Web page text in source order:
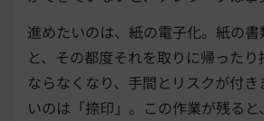
進めたいのは、紙の電子化。紙の
と、その都度それを取りに帰った
ならなくなり、手間とリスクが付
いのは「捺印」。この作業が残る